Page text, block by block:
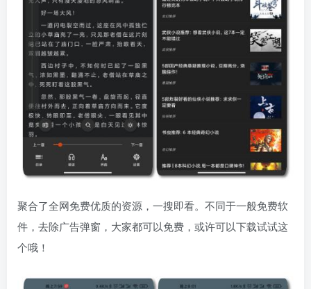
聚合了全网免费优质的资源，一搜即看。不同于一般免费软
件，去除广告弹窗，大家都可以免费，或许可以下载试试这
个哦！